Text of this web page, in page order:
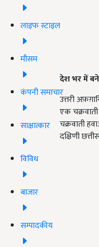
लाइफ स्टाइल
मौसम
कंपनी समाचार
साक्षात्कार
विविध
बाजार
सम्पादकीय
देश भर में
उत्तरी
एक
चक्रवाती
दक्षिणी